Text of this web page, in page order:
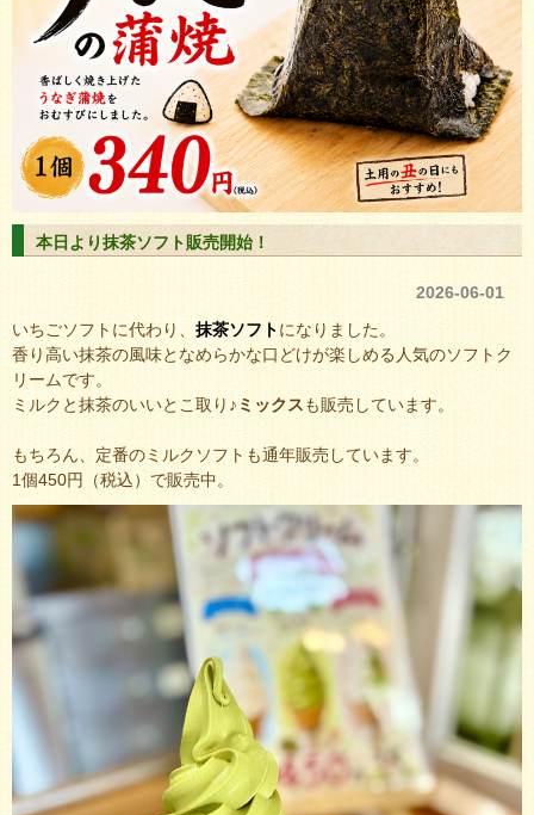
本日より抹茶ソフト販売開始！
2026-06-01
いちごソフトに代わり、抹茶ソフトになりました。
香り高い抹茶の風味となめらかな口どけが楽しめる人気のソフトク
リームです。
ミルクと抹茶のいいとこ取り♪ ミックスも販売しています。
もちろん、定番のミルクソフトも通年販売しています。
1個450円（税込）で販売中。